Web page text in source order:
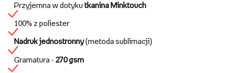
Przyjemna w dotyku tkanina Minktouch
100% z poliester
Nadruk jednostronny(metoda sublimacji)
Gramatura - 270 gsm